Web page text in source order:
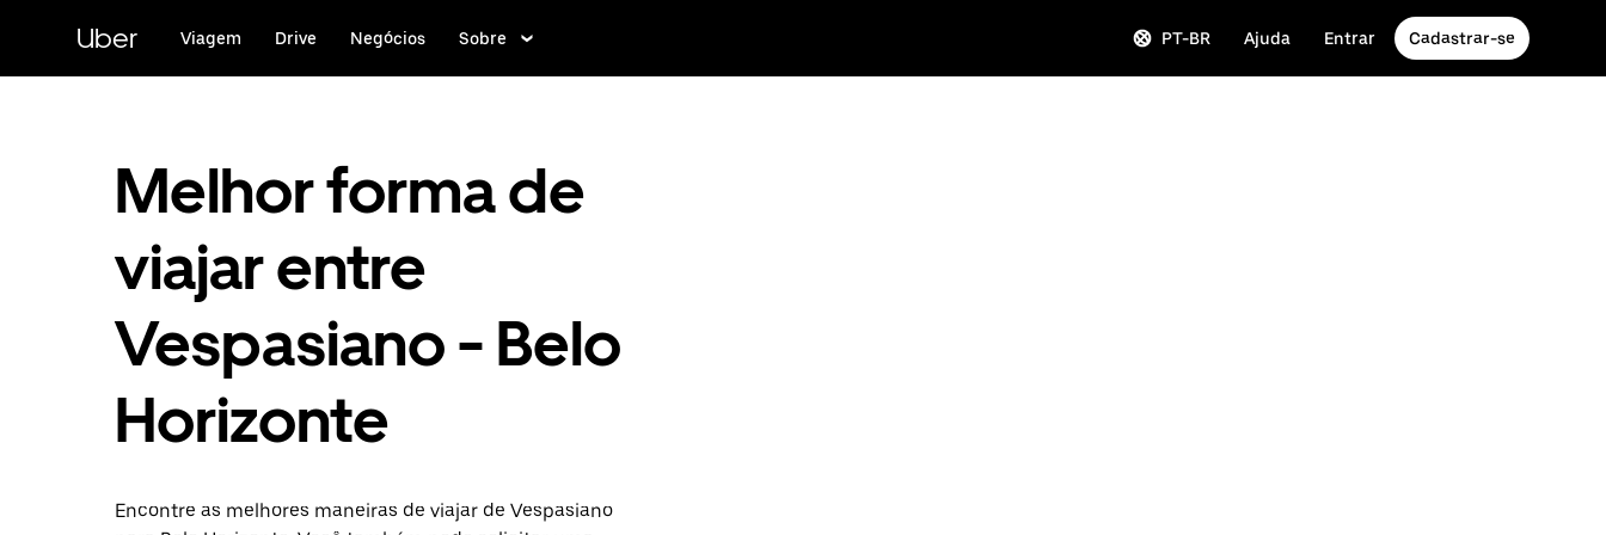
conteúdo
Uber Viagem Drive Negócios Sobre PT-BR Ajuda Entrar Cadastrar-se
Melhor forma de
viajar entre
Vespasiano - Belo
Horizonte
Encontre as melhores maneiras de viajar de Vespasiano